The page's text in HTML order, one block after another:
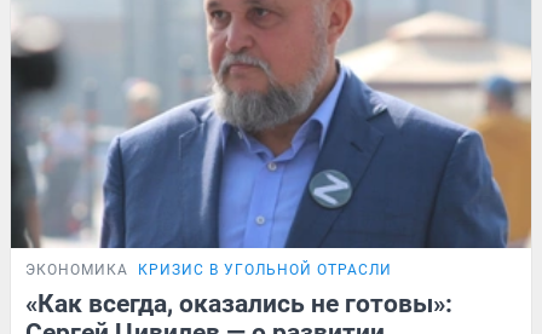
ЭКОНОМИКА КРИЗИС В УГОЛЬНОЙ ОТРАСЛИ
«Как всегда, оказались не готовы»: